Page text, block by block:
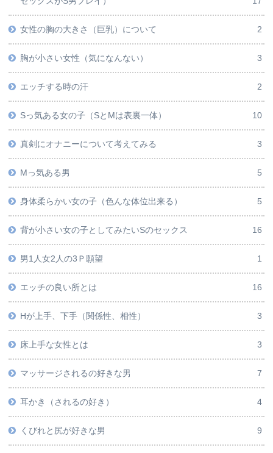
女性の胸の大きさ（巨乳）について 2
胸が小さい女性（気になんない） 3
エッチする時の汗 2
Sっ気ある女の子（SとMは表裏一体） 10
真剣にオナニーについて考えてみる 3
Mっ気ある男 5
身体柔らかい女の子（色んな体位出来る） 5
背が小さい女の子としてみたいSのセックス 16
男1人女2人の3Ｐ願望 1
エッチの良い所とは 16
Hが上手、下手（関係性、相性） 3
床上手な女性とは 3
マッサージされるの好きな男 7
耳かき（されるの好き） 4
くびれと尻が好きな男 9